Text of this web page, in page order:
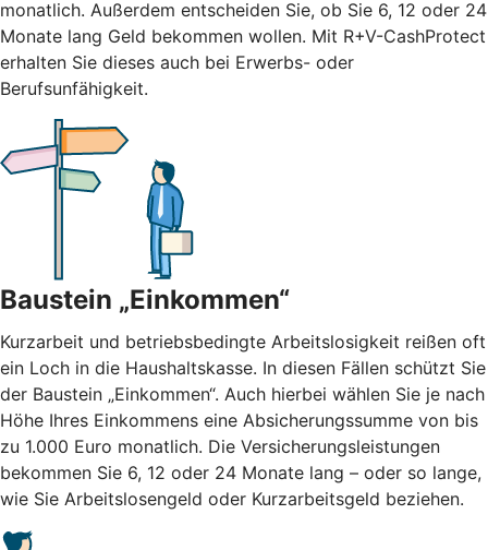
monatlich. Außerdem entscheiden Sie, ob Sie 6, 12 oder 24
Monate lang Geld bekommen wollen. Mit R+V-CashProtect
erhalten Sie dieses auch bei Erwerbs- oder
Berufsunfähigkeit.
Baustein „Einkommen“
Kurzarbeit und betriebsbedingte Arbeitslosigkeit reißen oft
ein Loch in die Haushaltskasse. In diesen Fällen schützt Sie
der Baustein „Einkommen“. Auch hierbei wählen Sie je nach
Höhe Ihres Einkommens eine Absicherungssumme von bis
zu 1.000 Euro monatlich. Die Versicherungsleistungen
bekommen Sie 6, 12 oder 24 Monate lang – oder so lange,
wie Sie Arbeitslosengeld oder Kurzarbeitsgeld beziehen.